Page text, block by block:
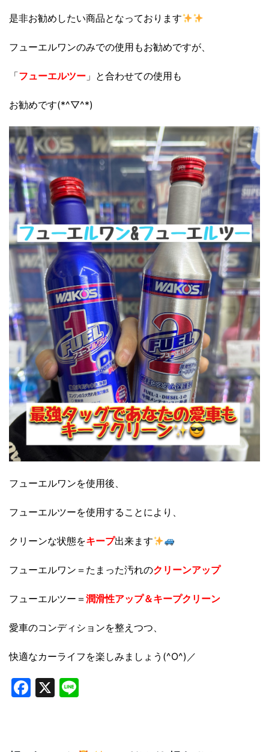
是非お勧めしたい商品となっております
フューエルワンのみでの使用もお勧めですが、
「フューエルツー 」と合わせての使用も
お勧めです(*^▽^*)
フューエルワンを使用後、
フューエルツーを使用することにより、
クリーンな状態をキープ出来ます
フューエルワン＝たまった汚れのクリーンアップ
フューエルツー＝ 潤滑性アップ＆キープクリーン
愛車のコンディションを整えつつ、
快適なカーライフを楽しみましょう(^O^)／
Facebook
X